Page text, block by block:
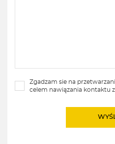
Zgadzam sie na
celem nawiązania kontaktu